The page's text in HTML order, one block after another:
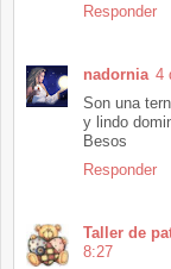
Responder
nadornia 4
Son una
y lindo
Besos
Responder
Taller de
8:27